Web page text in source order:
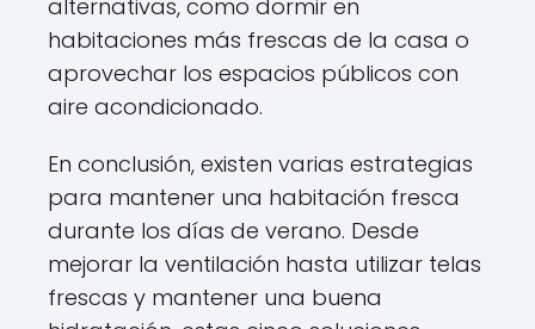
alternativas, como dormir en
habitaciones más frescas de la casa o
aprovechar los espacios públicos con
aire acondicionado.
En conclusión, existen varias estrategias
para mantener una habitación fresca
durante los días de verano. Desde
mejorar la ventilación hasta utilizar telas
frescas y mantener una buena